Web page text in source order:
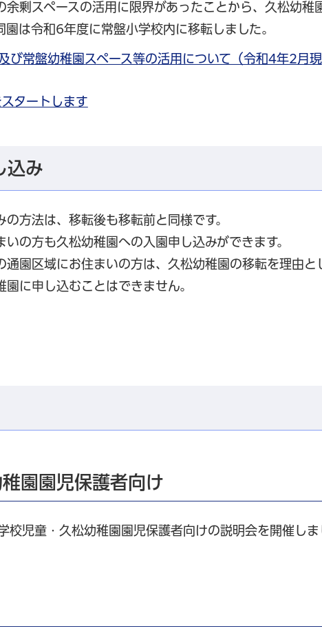
剰スペースの活用に限界があったことから、久松幼稚
は令和6年度に常盤小学校内に移転しました。
び常盤幼稚園スペース等の活用について（令和4年2月現
タートします
込み
方法は、移転後も移転前と同様です。
の方も久松幼稚園への入園申し込みができます。
通園区域にお住まいの方は、久松幼稚園の移転を理由と
に申し込むことはできません。
園園児保護者向け
校児童・久松幼稚園園児保護者向けの説明会を開催しま